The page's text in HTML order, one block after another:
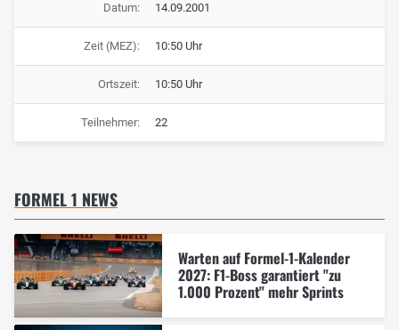
Datum: 14.09.2001
Zeit (MEZ): 10:50 Uhr
Ortszeit: 10:50 Uhr
Teilnehmer: 22
FORMEL 1 NEWS
Warten auf Formel-1-Kalender
2027: F1-Boss garantiert "zu
1.000 Prozent" mehr Sprints